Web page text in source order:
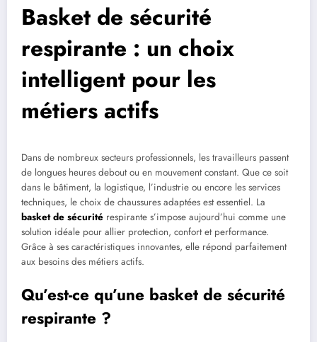
Basket de sécurité
respirante : un choix
intelligent pour les
métiers actifs
Dans de nombreux secteurs professionnels, les travailleurs passent
de longues heures debout ou en mouvement constant. Que ce soit
dans le bâtiment, la logistique, l’industrie ou encore les services
techniques, le choix de chaussures adaptées est essentiel. La
basket de sécurité respirante s’impose aujourd’hui comme une
solution idéale pour allier protection, confort et performance.
Grâce à ses caractéristiques innovantes, elle répond parfaitement
aux besoins des métiers actifs.
Qu’est-ce qu’une basket de sécurité
respirante ?